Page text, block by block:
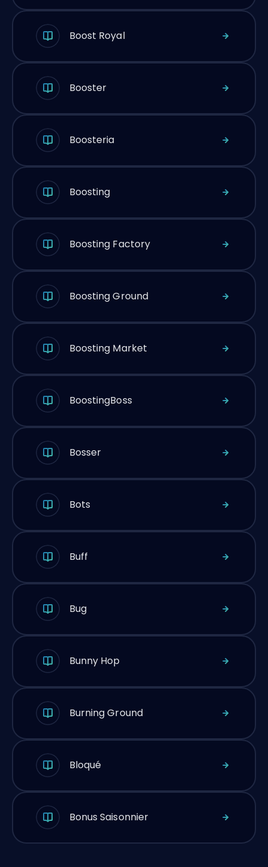
Boost Royal
Booster
Boosteria
Boosting
Boosting Factory
Boosting Ground
Boosting Market
BoostingBoss
Bosser
Bots
Buff
Bug
Bunny Hop
Burning Ground
Bloqué
Bonus Saisonnier